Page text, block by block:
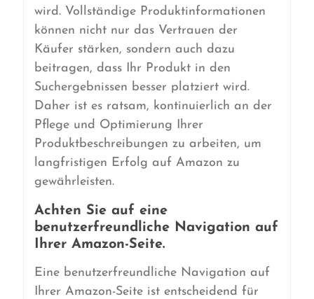
wird. Vollständige Produktinformationen
können nicht nur das Vertrauen der
Käufer stärken, sondern auch dazu
beitragen, dass Ihr Produkt in den
Suchergebnissen besser platziert wird.
Daher ist es ratsam, kontinuierlich an der
Pflege und Optimierung Ihrer
Produktbeschreibungen zu arbeiten, um
langfristigen Erfolg auf Amazon zu
gewährleisten.
Achten Sie auf eine
benutzerfreundliche Navigation auf
Ihrer Amazon-Seite.
Eine benutzerfreundliche Navigation auf
Ihrer Amazon-Seite ist entscheidend für